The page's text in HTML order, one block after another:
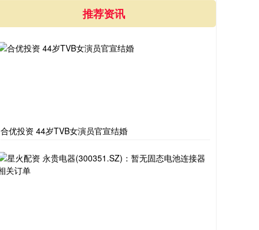
推荐资讯
合优投资 44岁TVB女演员官宣结婚